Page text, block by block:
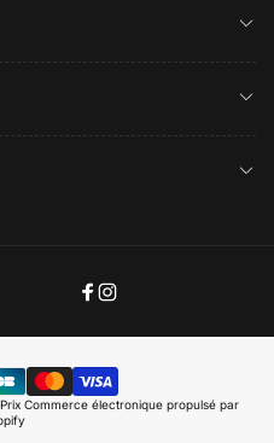
Facebook
Instagram
Moyens
de
Commerce électronique propulsé par